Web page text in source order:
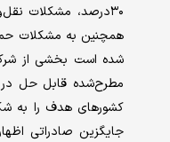
۳۰درصد، مشکلات
همچنین به مشکلات
شده است بخشی از
مطرح‌شده قابل حل در
کشورهای هدف را به
جایگزین صادراتی